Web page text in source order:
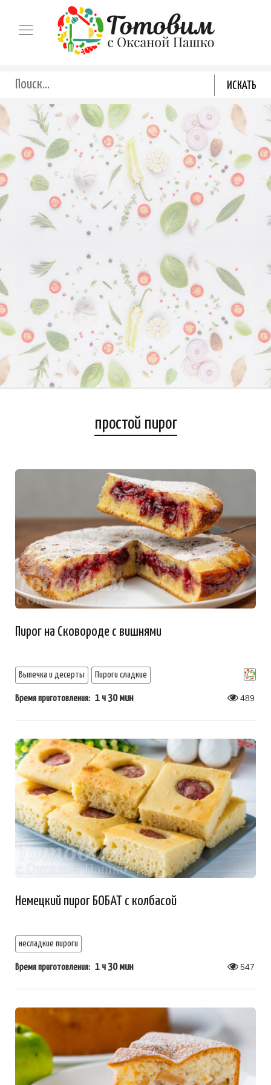
простой пирог
Пирог на Сковороде с вишнями
Выпечка и десерты Пироги сладкие
Время приготовления: 1 ч 30 мин 489
Немецкий пирог БОБАТ с колбасой
несладкие пироги
Время приготовления: 1 ч 30 мин 547